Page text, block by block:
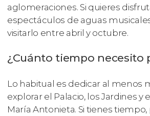
aglomeraciones. Si quieres
espectáculos de aguas
visitarlo entre abril y octubre.
¿Cuánto tiempo necesito
Lo habitual es dedicar al menos
explorar el Palacio, los Jardines y
María Antonieta. Si tienes tiempo,